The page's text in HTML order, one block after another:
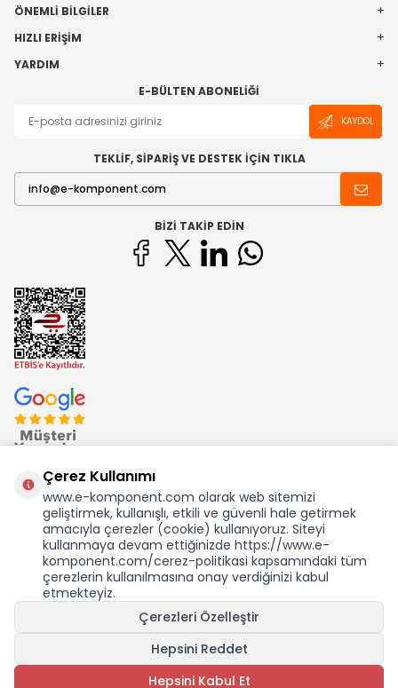
KDV Dahil Birim Fiyat
SEPETE EKLE
ÖNEMLI BILGILER
HIZLI ERIŞIM
YARDIM
E-BÜLTEN ABONELIĞI
KAYDOL
TEKLİF, SİPARİŞ VE DESTEK İÇİN TIKLA
BIZI TAKIP EDIN
Ekom Elk. Elektronik San. ve Tic. A.Ş.'nin Tescilli Bir Markasıdır
Çerez Kullanımı
www.e-komponent.com olarak web sitemizi
geliştirmek, kullanışlı, etkili ve güvenli hale getirmek
amacıyla çerezler (cookie) kullanıyoruz. Siteyi
kullanmaya devam ettiğinizde https://www.e-
komponent.com/cerez-politikasi kapsamındaki tüm
çerezlerin kullanılmasına onay verdiğinizi kabul
etmekteyiz.
Çerezleri Özelleştir
Hepsini Reddet
Hepsini Kabul Et